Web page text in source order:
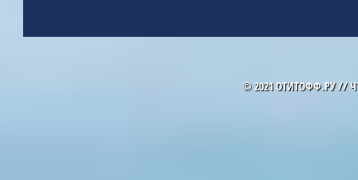
© 2021 ОТИТОФФ.РУ //